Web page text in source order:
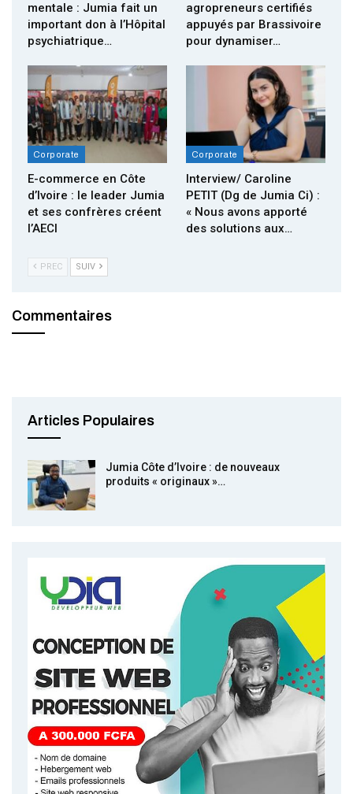
mentale : Jumia fait un
important don à l’Hôpital
psychiatrique…
agropreneurs certifiés
appuyés par Brassivoire
pour dynamiser…
Corporate
E-commerce en Côte
d’Ivoire : le leader Jumia
et ses confrères créent
l’AECI
Corporate
Interview/ Caroline
PETIT (Dg de Jumia Ci) :
« Nous avons apporté
des solutions aux…
PREC SUIV
Commentaires
Articles Populaires
Jumia Côte d’Ivoire : de nouveaux
produits « originaux »…